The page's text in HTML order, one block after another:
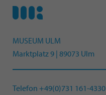
MUSEUM ULM
Marktplatz 9 | 89073 Ulm
Telefon +49(0)731 161-4330